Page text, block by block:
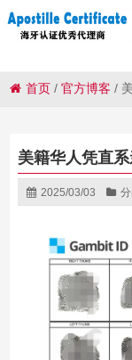
首页 /官方博客 /
美籍华人凭直
2025/03/03